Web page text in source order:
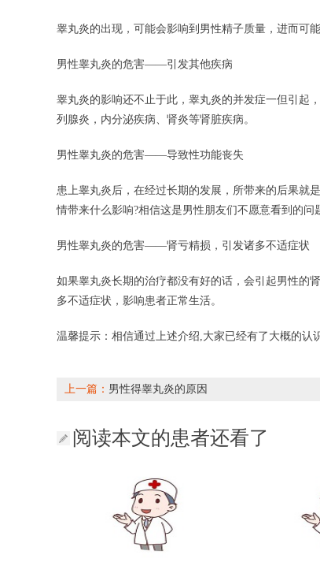
睾丸炎的出现，可能会影响到男性精子质量，进而可
男性睾丸炎的危害——引发其他疾病
睾丸炎的影响还不止于此，睾丸炎的并发症一但引起
列腺炎，内分泌疾病、肾炎等肾脏疾病。
男性睾丸炎的危害——导致性功能丧失
患上睾丸炎后，在经过长期的发展，所带来的后果就
情带来什么影响?相信这是男性朋友们不愿意看到的问
男性睾丸炎的危害——肾亏精损，引发诸多不适症状
如果睾丸炎长期的治疗都没有好的话，会引起男性的
多不适症状，影响患者正常生活。
温馨提示：相信通过上述介绍,大家已经有了大概的认
上一篇： 男性得睾丸炎的原因
阅读本文的患者还看了